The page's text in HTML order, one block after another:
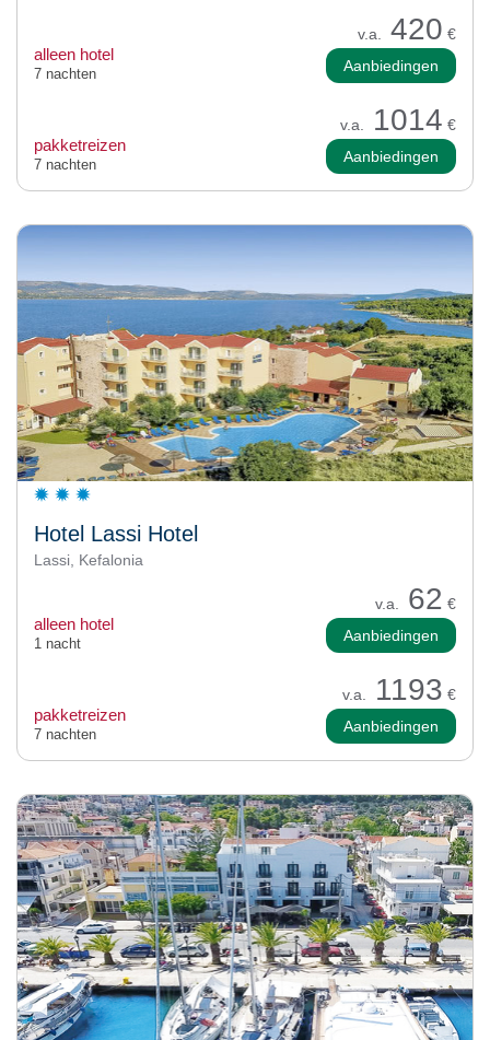
v.a. 420 €
alleen hotel
7 nachten Aanbiedingen
v.a. 1014 €
pakketreizen
7 nachten Aanbiedingen
Hotel Lassi Hotel
Lassi, Kefalonia
v.a. 62 €
alleen hotel
1 nacht Aanbiedingen
v.a. 1193 €
pakketreizen
7 nachten Aanbiedingen